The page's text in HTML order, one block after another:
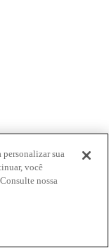
personalizar sua
você
nossa